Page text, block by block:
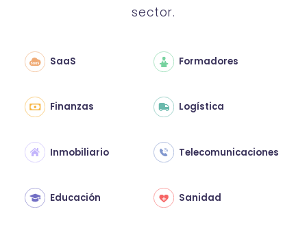
sector.
SaaS Formadores
Finanzas Logística
Inmobiliario Telecomunicaciones
Educación Sanidad